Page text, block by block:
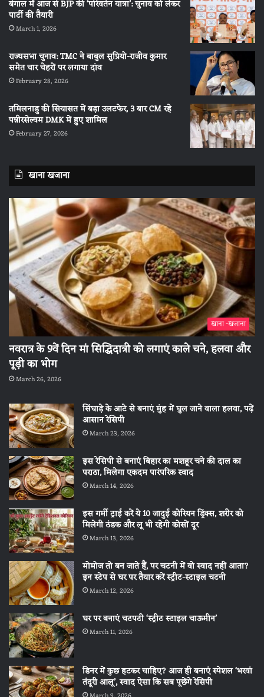
बंगाल में आज से BJP की ‘परिवर्तन यात्रा’: चुनाव को लेकर
पार्टी की तैयारी
March 1, 2026
राज्यसभा चुनाव: TMC ने बाबुल सुप्रियो-राजीव कुमार
समेत चार चेहरों पर लगाया दांव
February 28, 2026
तमिलनाडु की सियासत में बड़ा उलटफेर, 3 बार CM रहे
पन्नीरसेल्वम DMK में हुए शामिल
February 27, 2026
खाना खजाना
खाना -खजाना
नवरात्र के 9वें दिन मां सिद्धिदात्री को लगाएं काले चने, हलवा और
पूड़ी का भोग
March 26, 2026
सिंघाड़े के आटे से बनाएं मुंह में घुल जाने वाला हलवा, पढ़ें
आसान रेसिपी
March 23, 2026
इस रेसिपी से बनाएं बिहार का मशहूर चने की दाल का
पराठा, मिलेगा एकदम पारंपरिक स्वाद
March 14, 2026
इस गर्मी ट्राई करें ये 10 जादुई कोरियन ड्रिंक्स, शरीर को
मिलेगी ठंडक और लू भी रहेगी कोसों दूर
March 13, 2026
मोमोज तो बन जाते हैं, पर चटनी में वो स्वाद नहीं आता?
इन स्टेप से घर पर तैयार करें स्ट्रीट-स्टाइल चटनी
March 12, 2026
घर पर बनाएं चटपटी ‘स्ट्रीट स्टाइल चाऊमीन’
March 11, 2026
डिनर में कुछ हटकर चाहिए? आज ही बनाएं स्पेशल ‘भरवां
तंदूरी आलू’, स्वाद ऐसा कि सब पूछेंगे रेसिपी